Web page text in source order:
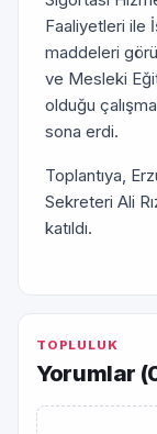
Faaliyetleri ile
maddeleri
ve Mesleki
olduğu
sona erdi.
Toplantıya,
Sekreteri Ali
katıldı.
TOPLULUK
Yorumlar (